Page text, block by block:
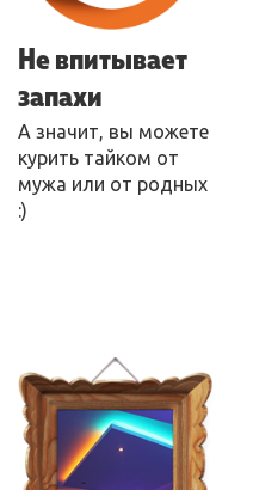
Не впитывает
запахи
А значит, вы можете
курить тайком от
мужа или от родных
:)